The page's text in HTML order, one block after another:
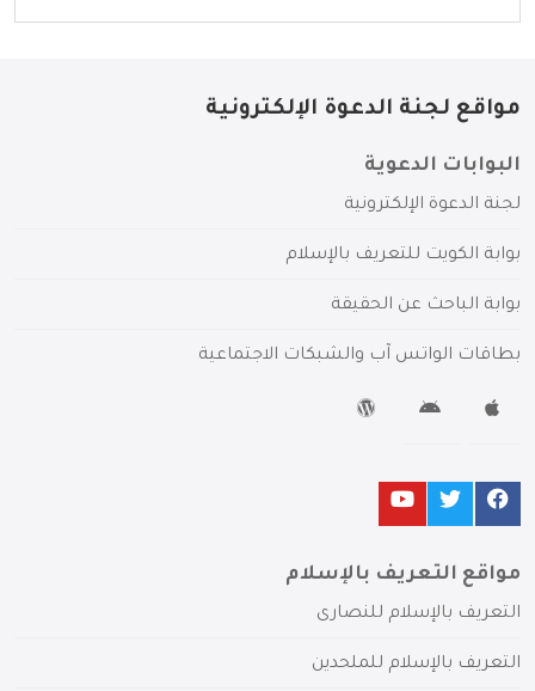
مواقع لجنة الدعوة الإلكترونية
البوابات الدعوية
لجنة الدعوة الإلكترونية
بوابة الكويت للتعريف بالإسلام
بوابة الباحث عن الحقيقة
بطاقات الواتس آب والشبكات الاجتماعية
مواقع التعريف بالإسلام
التعريف بالإسلام للنصارى
التعريف بالإسلام للملحدين